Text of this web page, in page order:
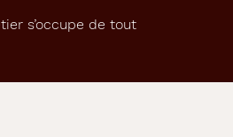
s’occupe de tout